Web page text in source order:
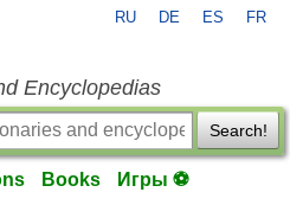
RU DE ES FR
Encyclopedias
Search!
Books Игры ⚽